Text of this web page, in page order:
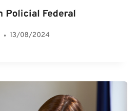
Policial Federal
13/08/2024